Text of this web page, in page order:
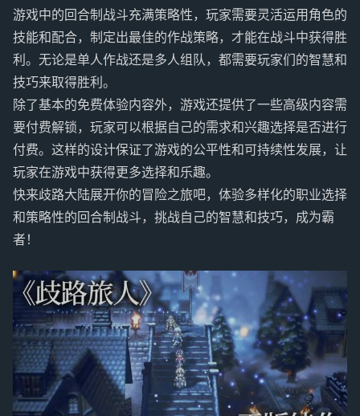
游戏中的回合制战斗充满策略性，玩家需要灵活运用角色的
技能和配合，制定出最佳的作战策略，才能在战斗中获得胜
利。无论是单人作战还是多人组队，都需要玩家们的智慧和
技巧来取得胜利。
除了基本的免费体验内容外，游戏还提供了一些高级内容需
要付费解锁，玩家可以根据自己的需求和兴趣选择是否进行
付费。这样的设计保证了游戏的公平性和可持续性发展，让
玩家在游戏中获得更多选择和乐趣。
快来歧路大陆展开你的冒险之旅吧，体验多样化的职业选择
和策略性的回合制战斗，挑战自己的智慧和技巧，成为霸
者！